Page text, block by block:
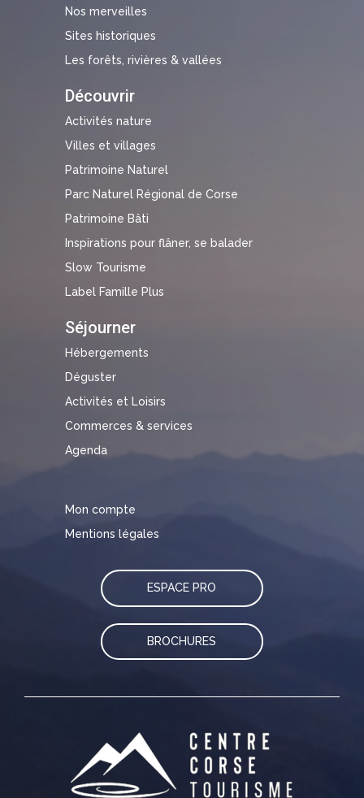
Nos merveilles
Sites historiques
Les forêts, rivières & vallées
Découvrir
Activités nature
Villes et villages
Patrimoine Naturel
Parc Naturel Régional de Corse
Patrimoine Bâti
Inspirations pour flâner, se balader
Slow Tourisme
Label Famille Plus
Séjourner
Hébergements
Déguster
Activités et Loisirs
Commerces & services
Agenda
Mon compte
Mentions légales
ESPACE PRO
BROCHURES